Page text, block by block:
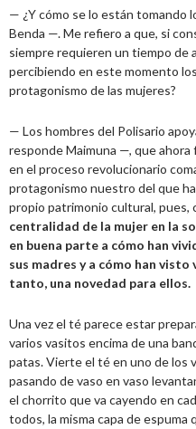
— ¿Y cómo se lo están tomando
Benda —. Me refiero a que, si
siempre requieren un tiempo de
percibiendo en este momento
protagonismo de las mujeres?
— Los hombres del Polisario
responde Maimuna —, que
en el proceso revolucionario
protagonismo nuestro del que
propio patrimonio cultural, pues,
centralidad de la mujer en la
en buena parte a cómo han
sus madres y a cómo han visto
tanto, una novedad para ellos.
Una vez el té parece estar
varios vasitos encima de una
patas. Vierte el té en uno de los
pasando de vaso en vaso
el chorrito que va cayendo en
todos, la misma capa de